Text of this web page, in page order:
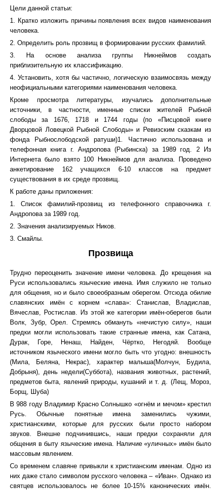
Цели данной статьи:
1. Кратко изложить причины появления всех видов наименования
человека.
2. Определить роль прозвищ в формировании русских фамилий.
3. На основе анализа группы Никнеймов создать
приблизительную их классификацию.
4. Установить, хотя бы частично, логическую взаимосвязь между
неофициальными категориями наименования человека.
Кроме просмотра литературы, изучались дополнительные
источники, в частности, именные списки жителей Рыбной
слободы за 1676, 1718 и 1744 годы (по «Писцовой книге
Дворцовой Ловецкой Рыбной Слободы» и Ревизским сказкам из
фонда Рыбнослободской ратуши)1. Частично использована и
телефонная книга г. Андропова (Рыбинска) за 1989 год. 2 Из
Интернета было взято 100 Никнеймов для анализа. Проведено
анкетирование 162 учащихся 6-10 классов на предмет
существования в их среде прозвищ.
К работе даны приложения:
1. Список фамилий-прозвищ из телефонного справочника г.
Андропова за 1989 год.
2. Значения анализируемых Ников.
3. Смайлы.
Прозвища
Трудно переоценить значение имени человека. До крещения на
Руси использовались языческие имена. Имя служило не только
для общения, но и было своеобразным оберегом. Отсюда обилие
славянских имён с корнем «слава»: Станислав, Владислав,
Вячеслав, Ростислав. Из этой же категории имён-оберегов были
Волк, Зубр, Орел. Стремясь обмануть «нечистую силу», наши
предки могли использовать такие странные имена, как Сатана,
Дурак, Горе, Ненаш, Найден, Чёртко, Негодяй. Вообще
источником языческого имени могло быть что угодно: внешность
(Мила, Беляна, Некрас), характер малыша(Молчун, Будила,
Добрыня), день недели(Суббота), названия животных, растений,
предметов быта, явлений природы, кушаний и т. д. (Лещ, Мороз,
Борщ, Шуба)
В 988 году Владимир Красно Солнышко «огнём и мечом» крестил
Русь. Обычные понятные имена заменились чужими,
христианскими, которые для русских были просто набором
звуков. Внешне подчинившись, наши предки сохраняли для
общения в быту языческие имена. Наличие «уличных» имён было
массовым явлением.
Со временем славяне привыкли к христианским именам. Одно из
них даже стало символом русского человека – «Иван». Однако из
святцев использовалось не более 10-15% канонических имён.